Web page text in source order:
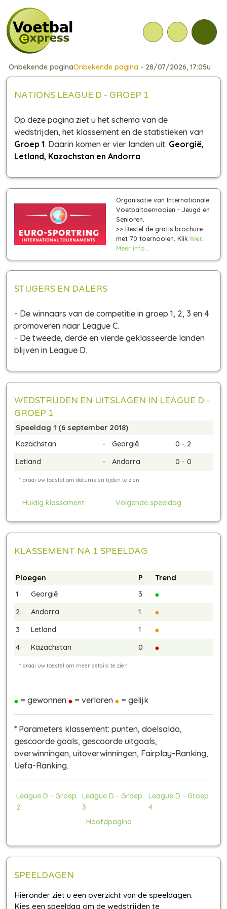
Onbekende paginaOnbekende pagina - 28/07/2026, 17:05u
NATIONS LEAGUE D - GROEP 1
Op deze pagina ziet u het schema van de
wedstrijden, het klassement en de statistieken van
Groep 1. Daarin komen er vier landen uit: Georgië,
Letland, Kazachstan en Andorra.
Organisatie van Internationale
Voetbaltoernooien - Jeugd en
Senioren.
>> Bestel de gratis brochure
met 70 toernooien. Klik hier.
Meer info...
STIJGERS EN DALERS
- De winnaars van de competitie in groep 1, 2, 3 en 4
promoveren naar League C.
- De tweede, derde en vierde geklasseerde landen
blijven in League D.
WEDSTRIJDEN EN UITSLAGEN IN LEAGUE D -
GROEP 1
Speeldag 1 (6 september 2018)
Kazachstan
- Georgië
0 - 2
Letland
- Andorra 0 - 0
Huidig klassement Volgende speeldag
KLASSEMENT NA 1 SPEELDAG
Ploegen P
Trend
1
Georgië
3
2
Andorra
1
3
Letland
1
4
Kazachstan 0
= gewonnen = verloren = gelijk
* Parameters klassement: punten, doelsaldo,
gescoorde goals, gescoorde uitgoals,
overwinningen, uitoverwinningen, Fairplay-Ranking,
Uefa-Ranking.
League D - Groep
2
League D - Groep
3
League D - Groep
4
Hoofdpagina
SPEELDAGEN